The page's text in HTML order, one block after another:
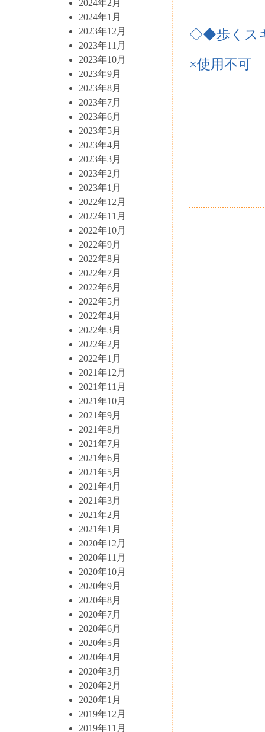
2024年2月
2024年1月
2023年12月
2023年11月
2023年10月
2023年9月
2023年8月
2023年7月
2023年6月
2023年5月
2023年4月
2023年3月
2023年2月
2023年1月
2022年12月
2022年11月
2022年10月
2022年9月
2022年8月
2022年7月
2022年6月
2022年5月
2022年4月
2022年3月
2022年2月
2022年1月
2021年12月
2021年11月
2021年10月
2021年9月
2021年8月
2021年7月
2021年6月
2021年5月
2021年4月
2021年3月
2021年2月
2021年1月
2020年12月
2020年11月
2020年10月
2020年9月
2020年8月
2020年7月
2020年6月
2020年5月
2020年4月
2020年3月
2020年2月
2020年1月
2019年12月
2019年11月
◇◆歩くス
×使用不可